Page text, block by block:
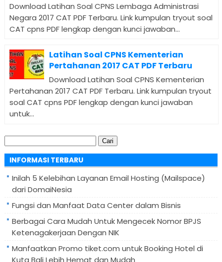
Download Latihan Soal CPNS Lembaga Administrasi
Negara 2017 CAT PDF Terbaru. Link kumpulan tryout soal
CAT cpns PDF lengkap dengan kunci jawaban...
Latihan Soal CPNS Kementerian
Pertahanan 2017 CAT PDF Terbaru
Download Latihan Soal CPNS Kementerian
Pertahanan 2017 CAT PDF Terbaru. Link kumpulan tryout
soal CAT cpns PDF lengkap dengan kunci jawaban
untuk...
Cari
untuk:
INFORMASI TERBARU
Inilah 5 Kelebihan Layanan Email Hosting (Mailspace)
dari DomaiNesia
Fungsi dan Manfaat Data Center dalam Bisnis
Berbagai Cara Mudah Untuk Mengecek Nomor BPJS
Ketenagakerjaan Dengan NIK
Manfaatkan Promo tiket.com untuk Booking Hotel di
Kuta Bali Lebih Hemat dan Mudah